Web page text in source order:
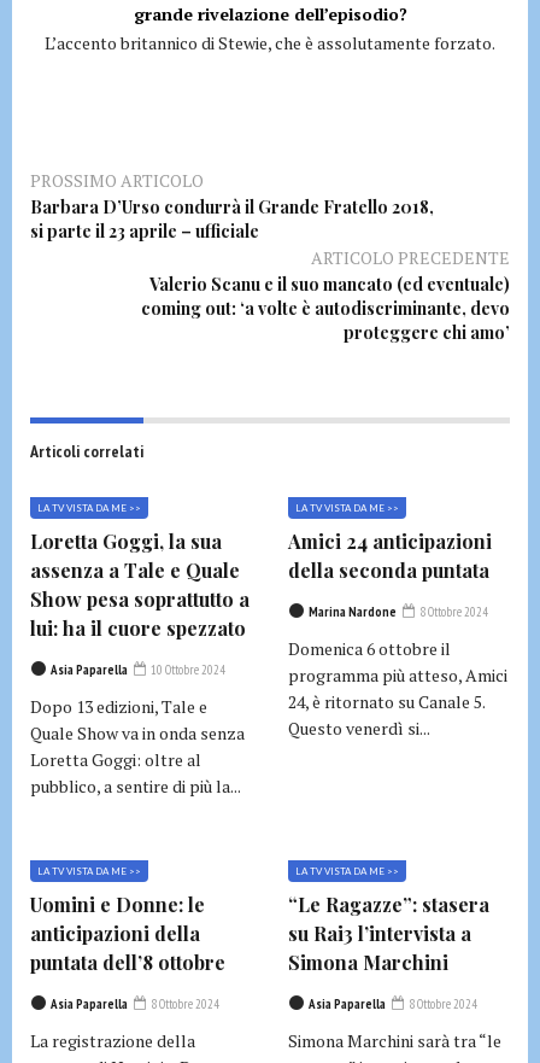
grande rivelazione dell’episodio?
L’accento britannico di Stewie, che è assolutamente forzato.
PROSSIMO ARTICOLO
Barbara D’Urso condurrà il Grande Fratello 2018,
si parte il 23 aprile – ufficiale
ARTICOLO PRECEDENTE
Valerio Scanu e il suo mancato (ed eventuale)
coming out: ‘a volte è autodiscriminante, devo
proteggere chi amo’
Articoli correlati
LA TV VISTA DA ME >>
Loretta Goggi, la sua
assenza a Tale e Quale
Show pesa soprattutto a
lui: ha il cuore spezzato
Asia Paparella 10 Ottobre 2024
Dopo 13 edizioni, Tale e
Quale Show va in onda senza
Loretta Goggi: oltre al
pubblico, a sentire di più la...
LA TV VISTA DA ME >>
Amici 24 anticipazioni
della seconda puntata
Marina Nardone 8 Ottobre 2024
Domenica 6 ottobre il
programma più atteso, Amici
24, è ritornato su Canale 5.
Questo venerdì si...
LA TV VISTA DA ME >>
Uomini e Donne: le
anticipazioni della
puntata dell’8 ottobre
Asia Paparella 8 Ottobre 2024
La registrazione della
LA TV VISTA DA ME >>
“Le Ragazze”: stasera
su Rai3 l’intervista a
Simona Marchini
Asia Paparella 8 Ottobre 2024
Simona Marchini sarà tra “le